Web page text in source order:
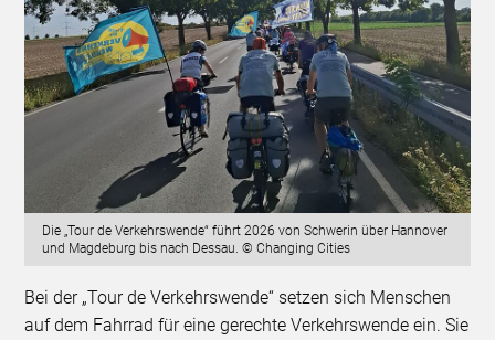
Die „Tour de Verkehrswende“ führt 2026 von Schwerin über Hannover
und Magdeburg bis nach Dessau. © Changing Cities
Bei der „Tour de Verkehrswende“ setzen sich Menschen
auf dem Fahrrad für eine gerechte Verkehrswende ein. Sie